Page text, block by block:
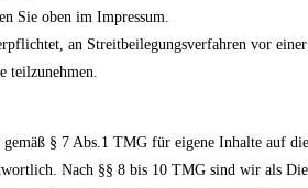
Sie oben im Impressum.
an Streitbeilegungsverfahren vor einer
teilzunehmen.
§ 7 Abs.1 TMG für eigene Inhalte auf
Nach §§ 8 bis 10 TMG sind wir als